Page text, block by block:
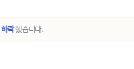
했습니다.